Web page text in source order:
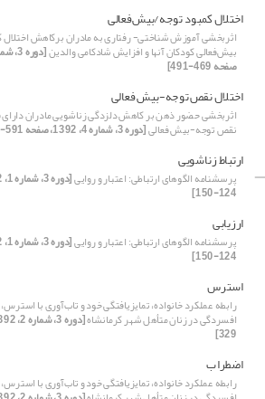
اختلال کمبود توجه/بیش‌فعالی
اثربخشی آموزش شناختی- رفتاری به مادران برکاهش
بیش‌فعالی کودکان آنها و افزایش شادکامی والدین
صفحه 469-491]
اختلال نقص توجه-بیش فعالی
اثربخشی حضور ذهن بر کاهش دلزدگی زناشویی مادران دارای
نقص توجه-بیش فعالی[دوره 3، شماره 4، 1392، صفحه 591-613]
ارتباط زناشویی
پرسشنامه الگوهای ارتباطی: اعتبار و روایی
124-150]
ارزیابی
پرسشنامه الگوهای ارتباطی: اعتبار و روایی
124-150]
استرس
رابطه عملکرد خانواده، تمایزیافتگی خود و تاب‌آوری با
افسردگی در زنان متأهل شهر کرمانشاه
329]
اضطراب
رابطه عملکرد خانواده، تمایزیافتگی خود و تاب‌آوری با